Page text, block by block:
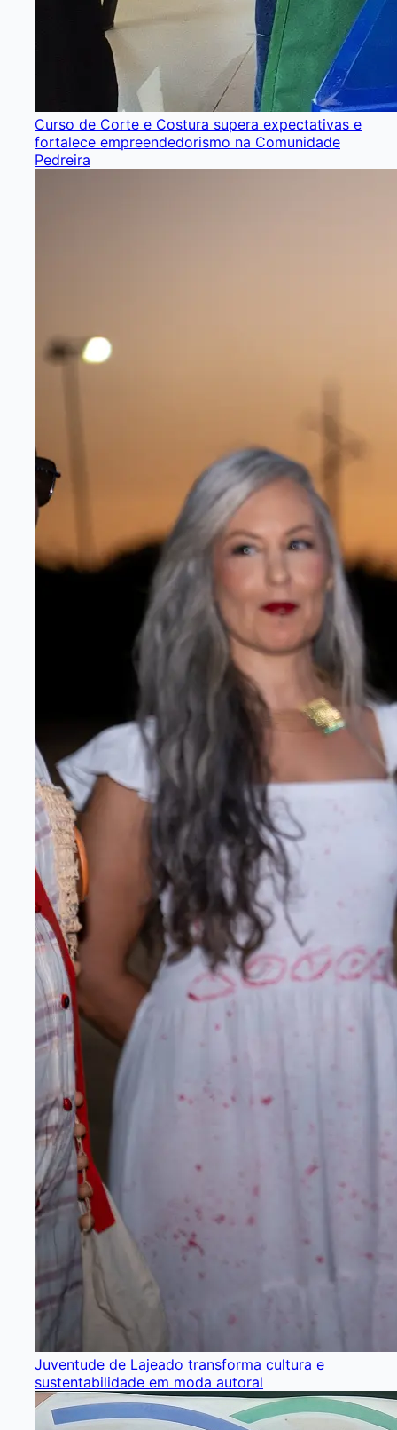
Curso de Corte e Costura supera expectativas e
fortalece empreendedorismo na Comunidade
Pedreira
Juventude de Lajeado transforma cultura e
sustentabilidade em moda autoral